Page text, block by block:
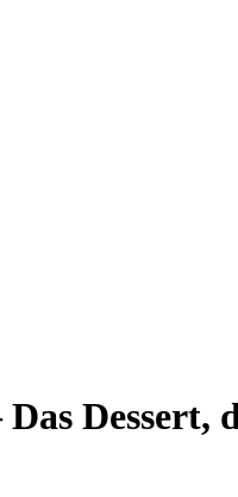
Dessert,